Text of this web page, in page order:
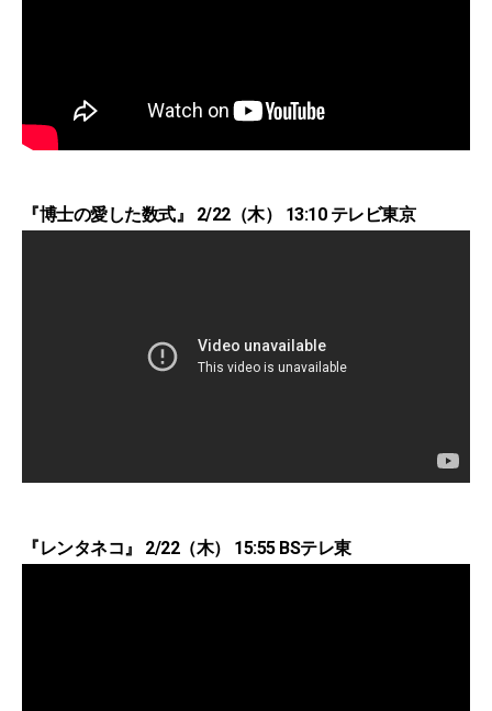
『博士の愛した数式』 2/22（木） 13:10 テレビ東京
『レンタネコ』 2/22（木） 15:55 BSテレ東